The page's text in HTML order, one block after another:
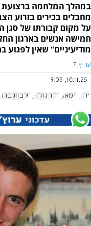
במהלך המלחמה ברצועת
מחבלים בכירים בזרוע
על מקום קבורתו של סגן
חמישה אנשים בארגון
מודיעיניים" שאין לפגוע
ערוץ 7
10.11.25, 9:03
צה"ל חמאס הדר גולדין חרבות ברזל